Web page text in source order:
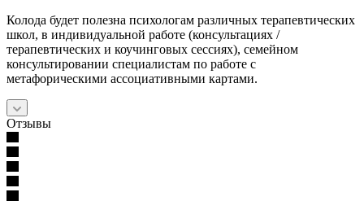
Колода будет полезна психологам различных терапевтических
школ, в индивидуальной работе (консультациях /
терапевтических и коучинговых сессиях), семейном
консультировании специалистам по работе с
метафорическими ассоциативными картами.
Отзывы